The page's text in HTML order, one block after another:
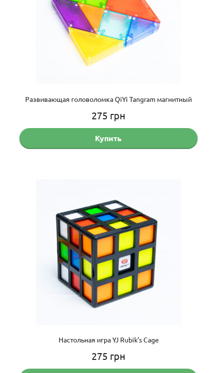
Развивающая головоломка QiYi Tangram магнитный
275 грн
Купить
Настольная игра YJ Rubik’s Cage
275 грн